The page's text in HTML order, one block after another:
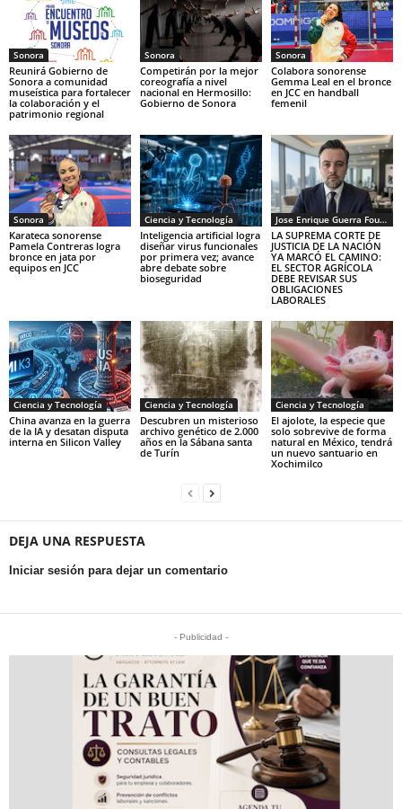
Sonora
Reunirá Gobierno de
Sonora a comunidad
museística para fortalecer
la colaboración y el
patrimonio regional
Sonora
Competirán por la mejor
coreografía a nivel
nacional en Hermosillo:
Gobierno de Sonora
Sonora
Colabora sonorense
Gemma Leal en el bronce
en JCC en handball
femenil
Sonora
Karateca sonorense
Pamela Contreras logra
bronce en jata por
equipos en JCC
Ciencia y Tecnología
Inteligencia artificial logra
diseñar virus funcionales
por primera vez; avance
abre debate sobre
bioseguridad
Jose Enrique Guerra Fourcade
LA SUPREMA CORTE DE
JUSTICIA DE LA NACIÓN
YA MARCÓ EL CAMINO:
EL SECTOR AGRÍCOLA
DEBE REVISAR SUS
OBLIGACIONES
LABORALES
Ciencia y Tecnología
China avanza en la guerra
de la IA y desatan disputa
interna en Silicon Valley
Ciencia y Tecnología
Descubren un misterioso
archivo genético de 2.000
años en la Sábana santa
de Turín
Ciencia y Tecnología
El ajolote, la especie que
solo sobrevive de forma
natural en México, tendrá
un nuevo santuario en
Xochimilco
DEJA UNA RESPUESTA
Iniciar sesión para dejar un comentario
- Publicidad -